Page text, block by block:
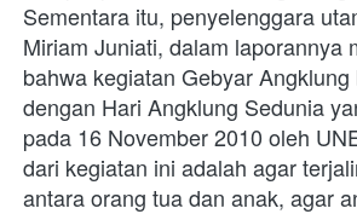
Sementara itu, penyelenggara
Miriam Juniati, dalam laporannya
bahwa kegiatan Gebyar
dengan Hari Angklung Sedunia
pada 16 November 2010 oleh
dari kegiatan ini adalah agar
antara orang tua dan anak, agar